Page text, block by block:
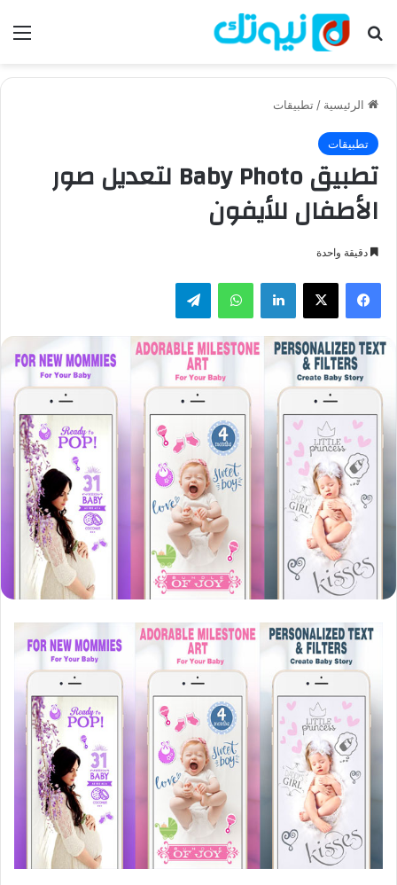
بحث عن
الرئيسية / تطبيقات
تطبيقات
تطبيق Baby Photo لتعديل صور
الأطفال للأيفون
دقيقة واحدة
فيسبوك لينكدإن واتساب